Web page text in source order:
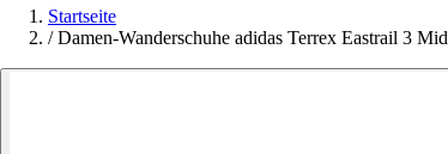
Startseite
/ Damen-Wanderschuhe adidas Terrex Eastrail 3 Mid